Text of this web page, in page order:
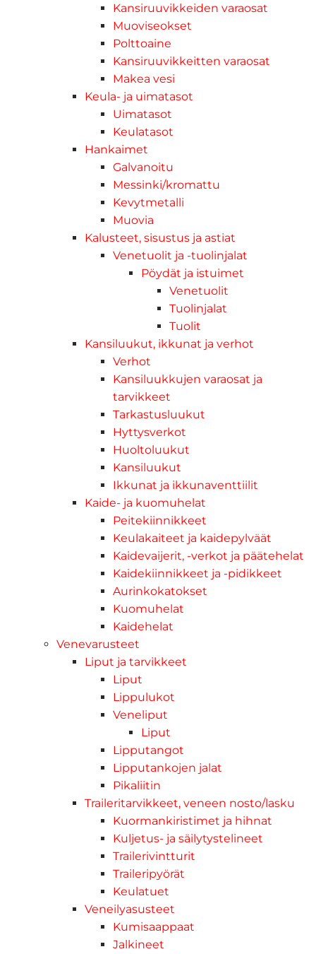
Kansiruuvikkeiden varaosat
Muoviseokset
Polttoaine
Kansiruuvikkeitten varaosat
Makea vesi
Keula- ja uimatasot
Uimatasot
Keulatasot
Hankaimet
Galvanoitu
Messinki/kromattu
Kevytmetalli
Muovia
Kalusteet, sisustus ja astiat
Venetuolit ja -tuolinjalat
Pöydät ja istuimet
Venetuolit
Tuolinjalat
Tuolit
Kansiluukut, ikkunat ja verhot
Verhot
Kansiluukkujen varaosat ja
tarvikkeet
Tarkastusluukut
Hyttysverkot
Huoltoluukut
Kansiluukut
Ikkunat ja ikkunaventtiilit
Kaide- ja kuomuhelat
Peitekiinnikkeet
Keulakaiteet ja kaidepylväät
Kaidevaijerit, -verkot ja päätehelat
Kaidekiinnikkeet ja -pidikkeet
Aurinkokatokset
Kuomuhelat
Kaidehelat
Venevarusteet
Liput ja tarvikkeet
Liput
Lippulukot
Veneliput
Liput
Lipputangot
Lipputankojen jalat
Pikaliitin
Traileritarvikkeet, veneen nosto/lasku
Kuormankiristimet ja hihnat
Kuljetus- ja säilytystelineet
Trailerivintturit
Traileripyörät
Keulatuet
Veneilyasusteet
Kumisaappaat
Jalkineet